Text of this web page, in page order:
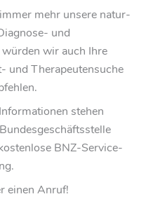
mehr unsere natur-
und
wir auch Ihre
und Therapeutensuche
stehen
BNZ-Service-
einen Anruf!